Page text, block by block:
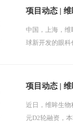
项目动态 |
中国，上海，维
球新开发的眼
项目动态 |
近日，维眸生物
元D2轮融资，